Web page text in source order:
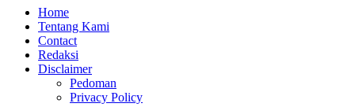
Home
Tentang Kami
Contact
Redaksi
Disclaimer
Pedoman
Privacy Policy